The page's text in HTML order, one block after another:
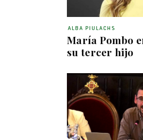
María Pombo
su tercer hijo
ALBA PIULACHS